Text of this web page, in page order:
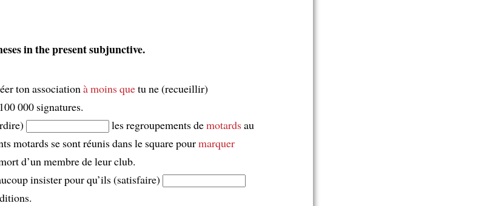
in the present subjunctive.
ton associationà moins quetu ne (recueillir)
000 signatures.
les regroupements demotardsau
motards se sont réunis dans le square pourmarquer
d’un membre de leur club.
insister pour qu’ils (satisfaire)